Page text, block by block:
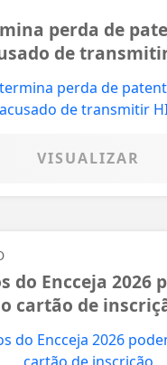
perda de
de
VISUALIZAR
do Encceja 2026
cartão de